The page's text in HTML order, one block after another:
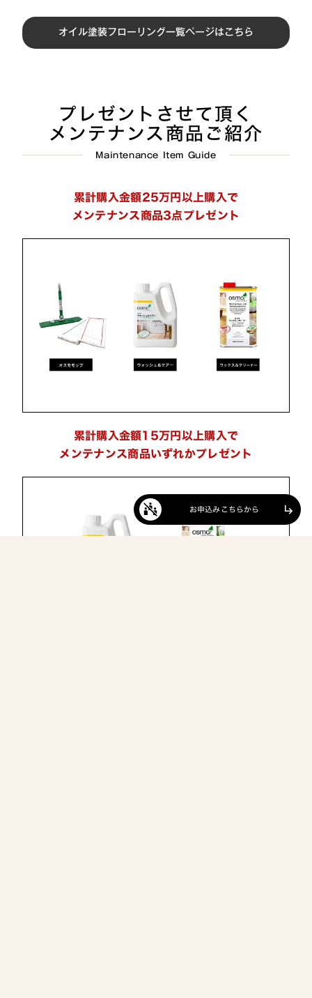
お申込みこちらから subdirectory_arrow_right
オイル塗装フローリング一覧ページはこちら
プレゼントさせて頂く
メンテナンス商品ご紹介
Maintenance Item Guide
累計購入金額25万円以上購入で
メンテナンス商品3点プレゼント
累計購入金額15万円以上購入で
メンテナンス商品いずれかプレゼント